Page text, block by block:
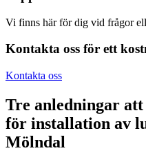
Vi finns här för dig vid frågor
Kontakta oss för ett
Kontakta oss
Tre anledningar
för installation av
Mölndal